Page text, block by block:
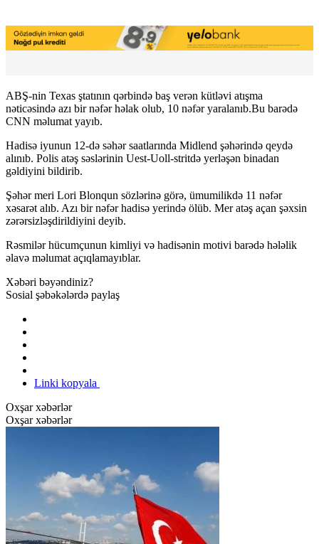
ABŞ-nin Texas ştatının qərbində baş verən kütləvi atışma
nəticəsində azı bir nəfər həlak olub, 10 nəfər yaralanıb.Bu barədə
CNN məlumat yayıb.
Hadisə iyunun 12-də səhər saatlarında Midlend şəhərində qeydə
alınıb. Polis atəş səslərinin Uest-Uoll-stritdə yerləşən binadan
gəldiyini bildirib.
Şəhər meri Lori Blonqun sözlərinə görə, ümumilikdə 11 nəfər
xəsarət alıb. Azı bir nəfər hadisə yerində ölüb. Mer atəş açan şəxsin
zərərsizləşdirildiyini deyib.
Rəsmilər hücumçunun kimliyi və hadisənin motivi barədə hələlik
əlavə məlumat açıqlamayıblar.
Xəbəri bəyəndiniz?
Sosial şəbəkələrdə paylaş
Linki kopyala
Oxşar xəbərlər
Oxşar xəbərlər